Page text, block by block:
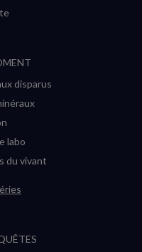
disparus
labo
du vivant